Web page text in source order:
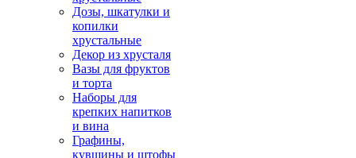
Дозы, шкатулки и
копилки
хрустальные
Декор из хрусталя
Вазы для фруктов
и торта
Наборы для
крепких напитков
и вина
Графины,
кувшины и штофы